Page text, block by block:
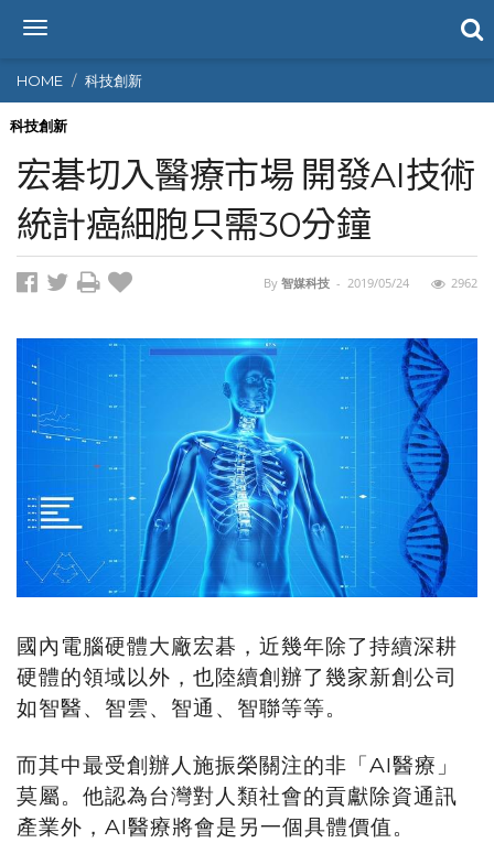
T
g
g
l
n
a
v
i
g
n
HOME 科技創新
科技創新
宏碁切入醫療市場 開發AI技術
統計癌細胞只需30分鐘
By 智媒科技 - 2019/05/24 2962
國內電腦硬體大廠宏碁，近幾年除了持續深耕
硬體的領域以外，也陸續創辦了幾家新創公司
如智醫、智雲、智通、智聯等等。
而其中最受創辦人施振榮關注的非「AI醫療」
莫屬。他認為台灣對人類社會的貢獻除資通訊
產業外，AI醫療將會是另一個具體價值。